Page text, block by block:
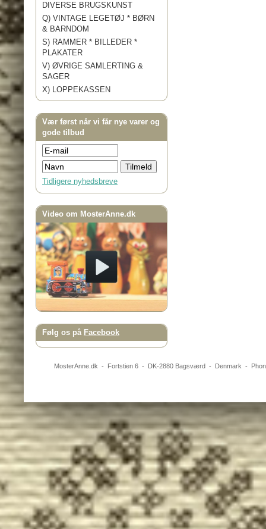
DIVERSE BRUGSKUNST
Q) VINTAGE LEGETØJ * BØRN
& BARNDOM
S) RAMMER * BILLEDER *
PLAKATER
V) ØVRIGE SAMLERTING &
SAGER
X) LOPPEKASSEN
Vær først når vi får nye varer og
gode tilbud
Tidligere nyhedsbreve
Video om MosterAnne.dk
Følg os på Facebook
MosterAnne.dk - Fortstien 6- DK-2880 Bagsværd- Denmark -